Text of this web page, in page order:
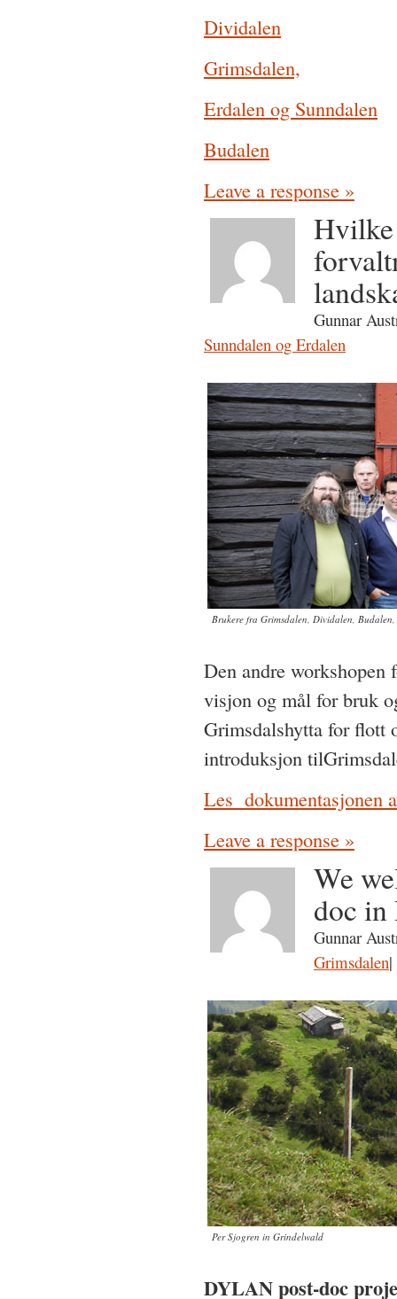
Dividalen
Grimsdalen,
Erdalen og Sunndalen
Budalen
Leave a response »
Hvilke
Gunnar
Sunndalen og Erdalen
Brukere fra Grimsdalen, Dividalen,
Den andre
visjon og mål for bruk
Grimsdalshytta for flott
introduksjon
Les dokumentasjonen
Leave a response »
We
doc
Gunnar
Grimsdalen|
Per Sjogren in Grindelwald
DYLAN post-doc